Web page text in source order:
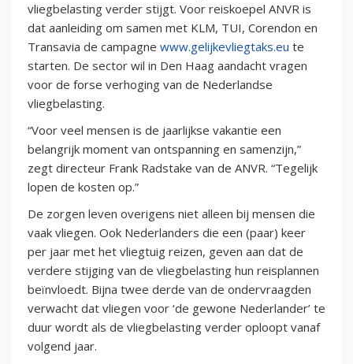
vliegbelasting verder stijgt. Voor reiskoepel ANVR is
dat aanleiding om samen met KLM, TUI, Corendon en
Transavia de campagne www.gelijkevliegtaks.eu te
starten. De sector wil in Den Haag aandacht vragen
voor de forse verhoging van de Nederlandse
vliegbelasting.
“Voor veel mensen is de jaarlijkse vakantie een
belangrijk moment van ontspanning en samenzijn,”
zegt directeur Frank Radstake van de ANVR. “Tegelijk
lopen de kosten op.”
De zorgen leven overigens niet alleen bij mensen die
vaak vliegen. Ook Nederlanders die een (paar) keer
per jaar met het vliegtuig reizen, geven aan dat de
verdere stijging van de vliegbelasting hun reisplannen
beïnvloedt. Bijna twee derde van de ondervraagden
verwacht dat vliegen voor ‘de gewone Nederlander’ te
duur wordt als de vliegbelasting verder oploopt vanaf
volgend jaar.